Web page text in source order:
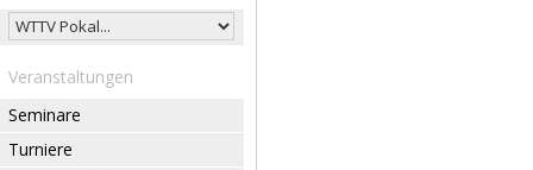
Veranstaltungen
Seminare
Turniere